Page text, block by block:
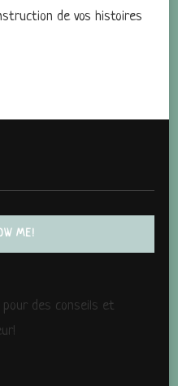
de vos histoires
ME!
des conseils et